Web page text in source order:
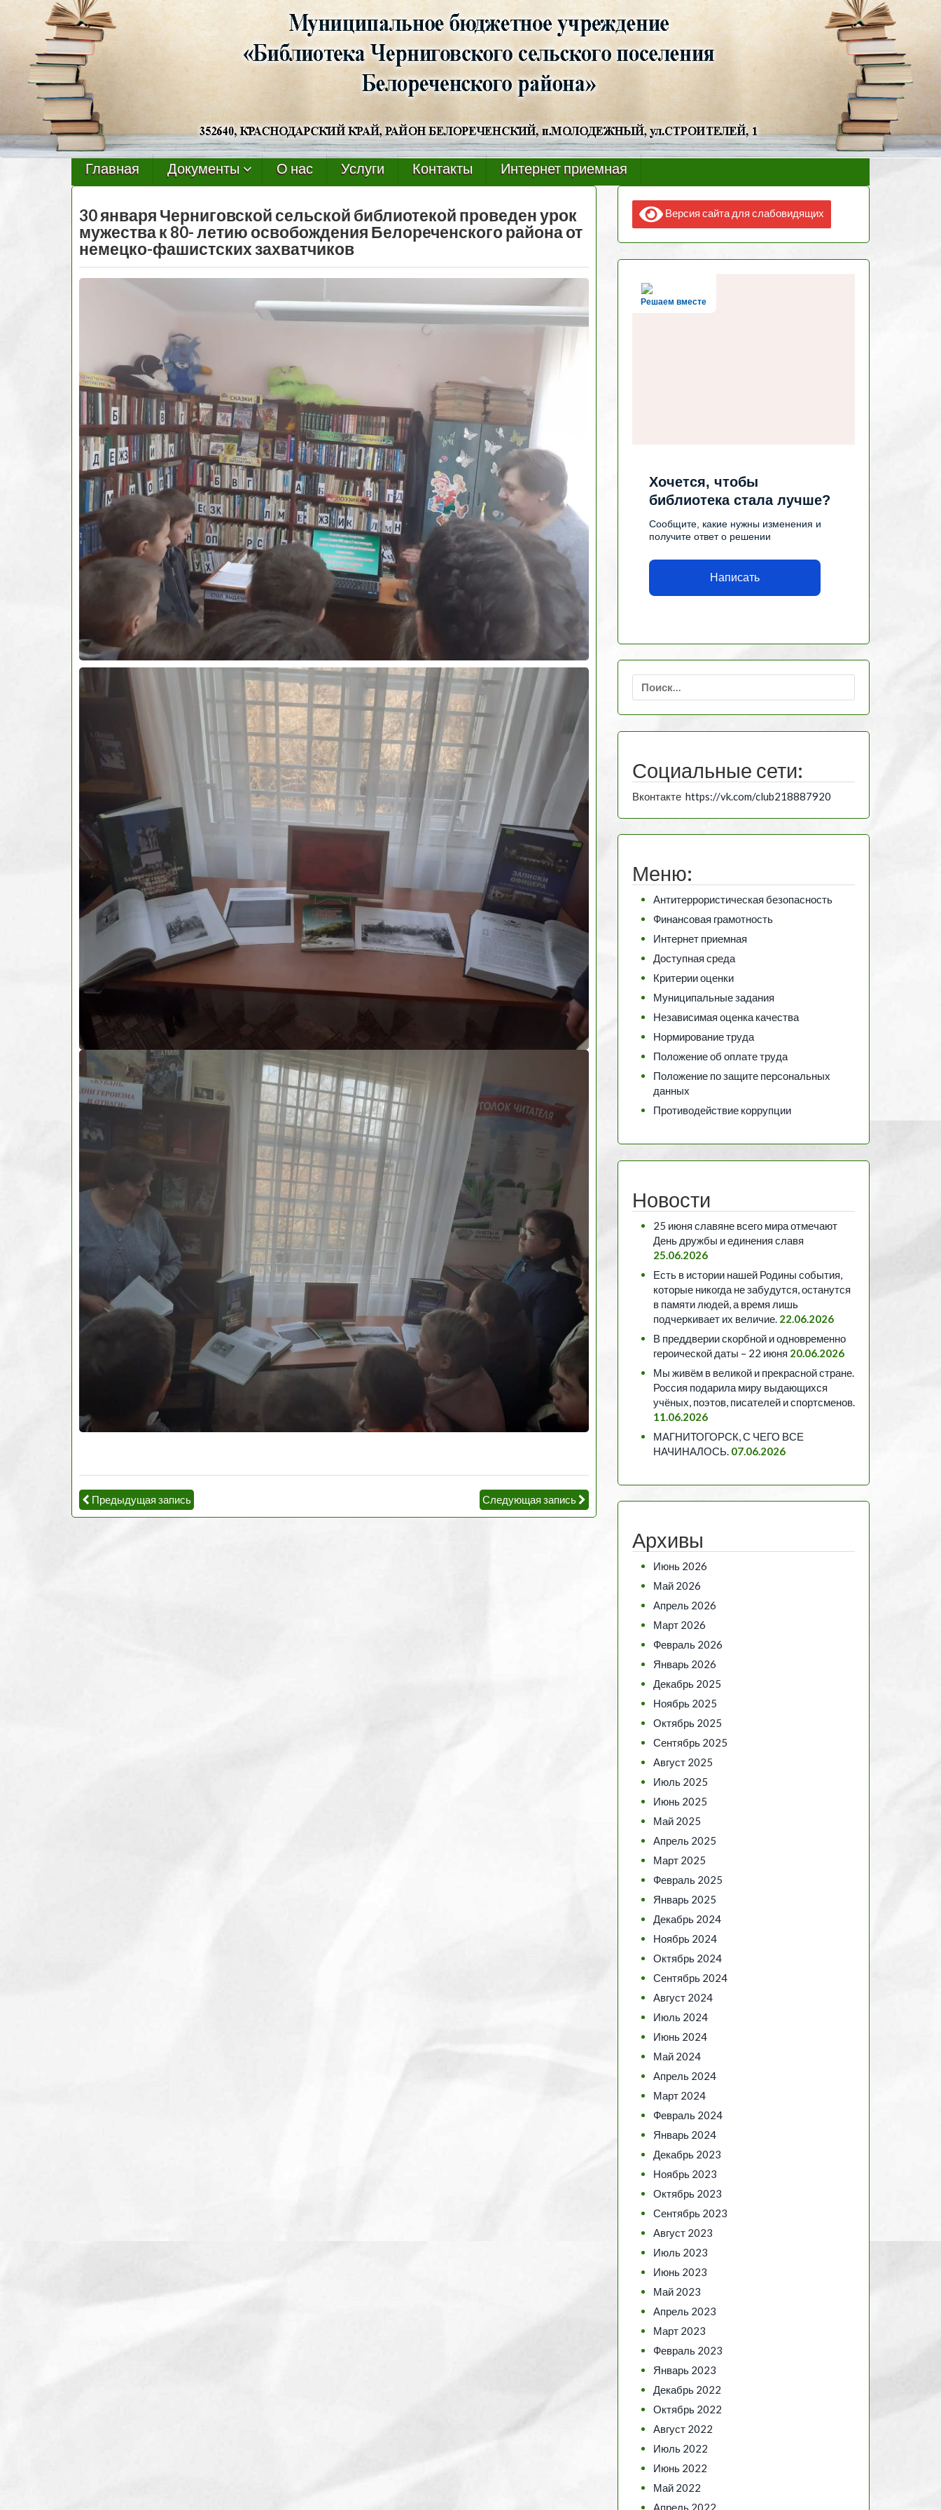
Черниговская
библиотека
Главная Документы О нас Услуги Контакты Интернет приемная
30 января Черниговской сельской библиотекой проведен урок
мужества к 80- летию освобождения Белореченского района от
немецко-фашистских захватчиков
Предыдущая запись Следующая запись
Версия сайта для слабовидящих
Решаем вместе
Хочется, чтобы
библиотека стала лучше?
Сообщите, какие нужны изменения и
получите ответ о решении
Написать
Найти:
Социальные сети:
Вконтакте https://vk.com/club218887920
Меню:
Антитеррористическая безопасность
Финансовая грамотность
Интернет приемная
Доступная среда
Критерии оценки
Муниципальные задания
Независимая оценка качества
Нормирование труда
Положение об оплате труда
Положение по защите персональных
данных
Противодействие коррупции
Новости
25 июня славяне всего мира отмечают
День дружбы и единения славя
25.06.2026
Есть в истории нашей Родины события,
которые никогда не забудутся, останутся
в памяти людей, а время лишь
подчеркивает их величие. 22.06.2026
В преддверии скорбной и одновременно
героической даты – 22 июня 20.06.2026
Мы живём в великой и прекрасной стране.
Россия подарила миру выдающихся
учёных, поэтов, писателей и спортсменов.
11.06.2026
МАГНИТОГОРСК, С ЧЕГО ВСЕ
НАЧИНАЛОСЬ. 07.06.2026
Архивы
Июнь 2026
Май 2026
Апрель 2026
Март 2026
Февраль 2026
Январь 2026
Декабрь 2025
Ноябрь 2025
Октябрь 2025
Сентябрь 2025
Август 2025
Июль 2025
Июнь 2025
Май 2025
Апрель 2025
Март 2025
Февраль 2025
Январь 2025
Декабрь 2024
Ноябрь 2024
Октябрь 2024
Сентябрь 2024
Август 2024
Июль 2024
Июнь 2024
Май 2024
Апрель 2024
Март 2024
Февраль 2024
Январь 2024
Декабрь 2023
Ноябрь 2023
Октябрь 2023
Сентябрь 2023
Август 2023
Июль 2023
Июнь 2023
Май 2023
Апрель 2023
Март 2023
Февраль 2023
Январь 2023
Декабрь 2022
Октябрь 2022
Август 2022
Июль 2022
Июнь 2022
Май 2022
Апрель 2022